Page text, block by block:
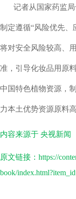
记者从国家药监
制定遵循“风险优先、
将对安全风险较高、
准，引导化妆品用原
中国特色植物资源，
力本土优势资源原料
内容来源于 央视新闻
原文链接：https://
book/